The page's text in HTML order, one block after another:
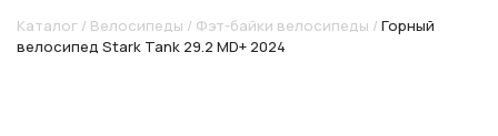
Каталог / Велосипеды / Фэт-байки велосипеды / Горный
велосипед Stark Tank 29.2 MD+ 2024